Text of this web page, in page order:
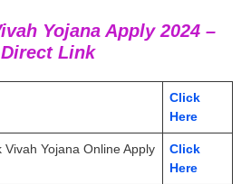
Yojana Apply 2024 –
Direct Link
Click
Here
Vivah Yojana Online Apply
Click
Here